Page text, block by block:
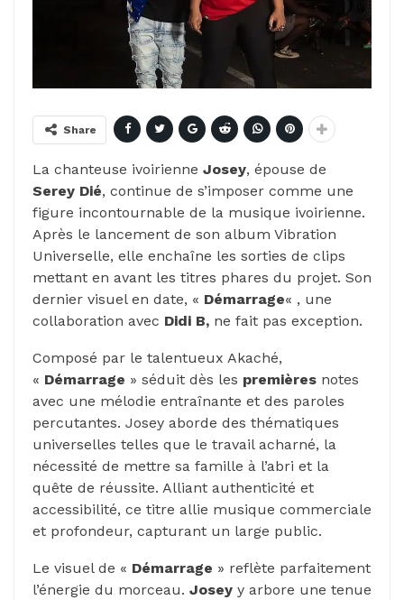
Share
La chanteuse ivoirienne Josey, épouse de
Serey Dié, continue de s’imposer comme une
figure incontournable de la musique ivoirienne.
Après le lancement de son album Vibration
Universelle, elle enchaîne les sorties de clips
mettant en avant les titres phares du projet. Son
dernier visuel en date, « Démarrage« , une
collaboration avec Didi B, ne fait pas exception.
Composé par le talentueux Akaché,
« Démarrage » séduit dès les premières notes
avec une mélodie entraînante et des paroles
percutantes. Josey aborde des thématiques
universelles telles que le travail acharné, la
nécessité de mettre sa famille à l’abri et la
quête de réussite. Alliant authenticité et
accessibilité, ce titre allie musique commerciale
et profondeur, capturant un large public.
Le visuel de « Démarrage » reflète parfaitement
l’énergie du morceau. Josey y arbore une tenue